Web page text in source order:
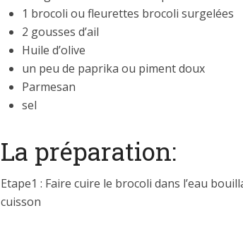
1 brocoli ou fleurettes brocoli surgelées
2 gousses d’ail
Huile d’olive
un peu de paprika ou piment doux
Parmesan
sel
La préparation:
Etape1 : Faire cuire le brocoli dans l’eau
cuisson